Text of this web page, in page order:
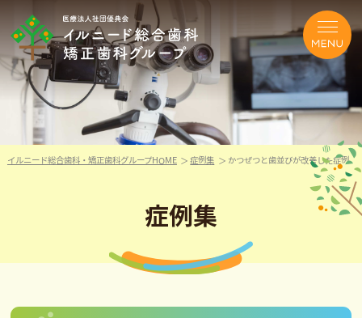
イルニード総合歯科・矯正歯科グループHOME 症例集 かつぜつと歯並びが改善した症例
症例集